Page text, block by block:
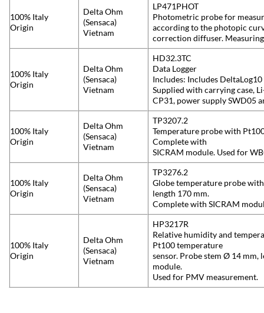
100% Italy
Origin
Delta Ohm
(Sensaca)
Vietnam
LP471PHOT
Photometric probe for
according to the photopic
correction diffuser. Measuring
100% Italy
Origin
Delta Ohm
(Sensaca)
Vietnam
HD32.3TC
Data Logger
Includes: Includes
Supplied with carrying case,
CP31, power supply SWD05
100% Italy
Origin
Delta Ohm
(Sensaca)
Vietnam
TP3207.2
Temperature probe with
Complete with
SICRAM module. Used for
100% Italy
Origin
Delta Ohm
(Sensaca)
Vietnam
TP3276.2
Globe temperature probe
length 170 mm.
Complete with SICRAM
100% Italy
Origin
Delta Ohm
(Sensaca)
Vietnam
HP3217R
Relative humidity and
Pt100 temperature
sensor. Probe stem Ø 14 mm,
module.
Used for PMV measurement.